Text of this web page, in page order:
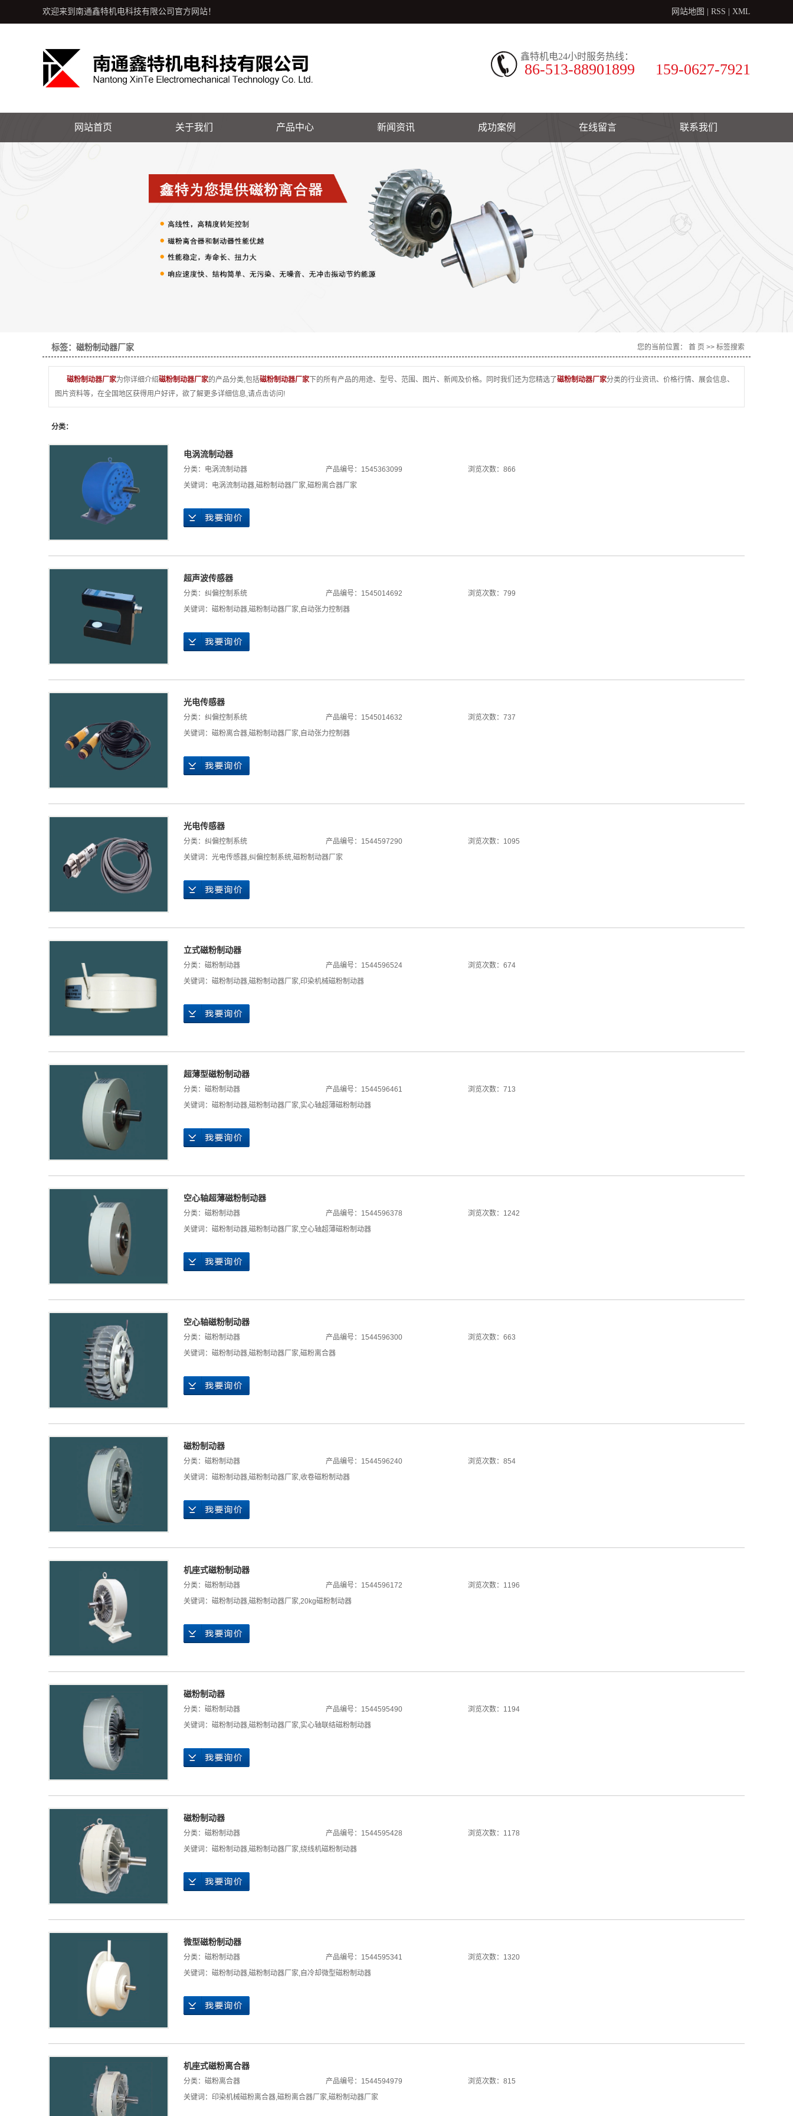
网站地图 RSS XML
欢迎来到南通鑫特机电科技有限公司官方网站！
鑫特机电24小时服务热线：
86-513-88901899 159-0627-7921
网站首页 关于我们
人才招聘
产品中心
磁粉制动器
张力控制系统
新闻资讯
行业新闻
技术知识
成功案例 在线留言 联系我们
标签：磁粉制动器厂家 您的当前位置： 首 页 >> 标签搜索
磁粉制动器厂家为你详细介绍磁粉制动器厂家的产品分类,包括磁粉制动器厂家 下的所有产品的用途、型号、范围、图片、新闻及价格。同时我们还为您精选了磁粉制动器厂家分类的行业资讯、价格行情、展会信息、
图片资料等，在全国地区获得用户好评，欲了解更多详细信息,请点击访问!
分类：
电涡流制动器
分类： 电涡流制动器 产品编号：1545363099
浏览次数：866
关键词： 电涡流制动器,磁粉制动器厂家,磁粉离合器厂家
超声波传感器
分类： 纠偏控制系统 产品编号：1545014692
浏览次数：799
关键词： 磁粉制动器,磁粉制动器厂家, 自动张力控制器
光电传感器
分类： 纠偏控制系统 产品编号：1545014632
浏览次数：737
关键词： 磁粉离合器,磁粉制动器厂家, 自动张力控制器
光电传感器
分类： 纠偏控制系统 产品编号：1544597290
浏览次数：1095
关键词： 光电传感器,纠偏控制系统,磁粉制动器厂家
立式磁粉制动器
分类： 磁粉制动器 产品编号：1544596524
浏览次数：674
关键词： 磁粉制动器,磁粉制动器厂家,印染机械磁粉制动器
超薄型磁粉制动器
分类： 磁粉制动器 产品编号：1544596461
浏览次数：713
关键词： 磁粉制动器,磁粉制动器厂家,实心轴超薄磁粉制动器
空心轴超薄磁粉制动器
分类： 磁粉制动器 产品编号：1544596378
浏览次数：1242
关键词： 磁粉制动器,磁粉制动器厂家,空心轴超薄磁粉制动器
空心轴磁粉制动器
分类： 磁粉制动器 产品编号：1544596300
浏览次数：663
关键词： 磁粉制动器,磁粉制动器厂家,磁粉离合器
磁粉制动器
分类： 磁粉制动器 产品编号：1544596240
浏览次数：854
关键词： 磁粉制动器,磁粉制动器厂家,收卷磁粉制动器
机座式磁粉制动器
分类： 磁粉制动器 产品编号：1544596172
浏览次数：1196
关键词： 磁粉制动器,磁粉制动器厂家,20kg磁粉制动器
磁粉制动器
分类： 磁粉制动器 产品编号：1544595490
浏览次数：1194
关键词： 磁粉制动器,磁粉制动器厂家,实心轴联结磁粉制动器
磁粉制动器
分类： 磁粉制动器 产品编号：1544595428
浏览次数：1178
关键词： 磁粉制动器,磁粉制动器厂家,绕线机磁粉制动器
微型磁粉制动器
分类： 磁粉制动器 产品编号：1544595341
浏览次数：1320
关键词： 磁粉制动器,磁粉制动器厂家, 自冷却微型磁粉制动器
机座式磁粉离合器
分类： 磁粉离合器 产品编号：1544594979
浏览次数：815
关键词： 印染机械磁粉离合器,磁粉离合器厂家,磁粉制动器厂家